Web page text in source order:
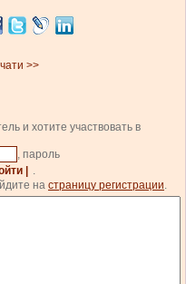
>>
и хотите участвовать в
, пароль
|
.
на страницу регистрации.